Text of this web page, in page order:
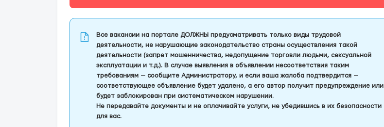
Все вакансии на портале ДОЛЖНЫ предусматривать только виды трудовой
деятельности, не нарушающие законодательство страны осуществления такой
деятельности (запрет мошенничества, недопущение торговли людьми, сексуальной
эксплуатации и т.д.). В случае выявления в объявлении несоответствия таким
требованиям — сообщите Администратору, и если ваша жалоба подтвердится —
соответствующее объявление будет удалено, а его автор получит предупреждение или
будет заблокирован при систематическом нарушении.
Не передавайте документы и не оплачивайте услуги, не убедившись в их безопасности
для вас.